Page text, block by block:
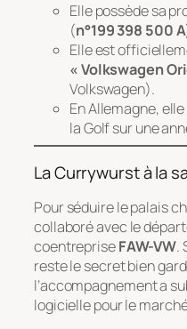
Elle possède sa
(n°199 398 500 A
Elle est
« Volkswagen
Volkswagen).
En Allemagne,
la Golf sur une
La Currywurst à la
Pour séduire le palais
collaboré avec le
coentrepriseFAW-VW.
reste le secret bien
l’accompagnement a
logicielle pour le